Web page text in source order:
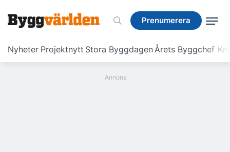
Prenumerera
Nyheter Projektnytt Stora ByggdagenÅrets Byggchef
Prenumerera